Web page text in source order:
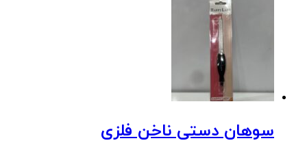
سوهان دستی ناخن فلزی